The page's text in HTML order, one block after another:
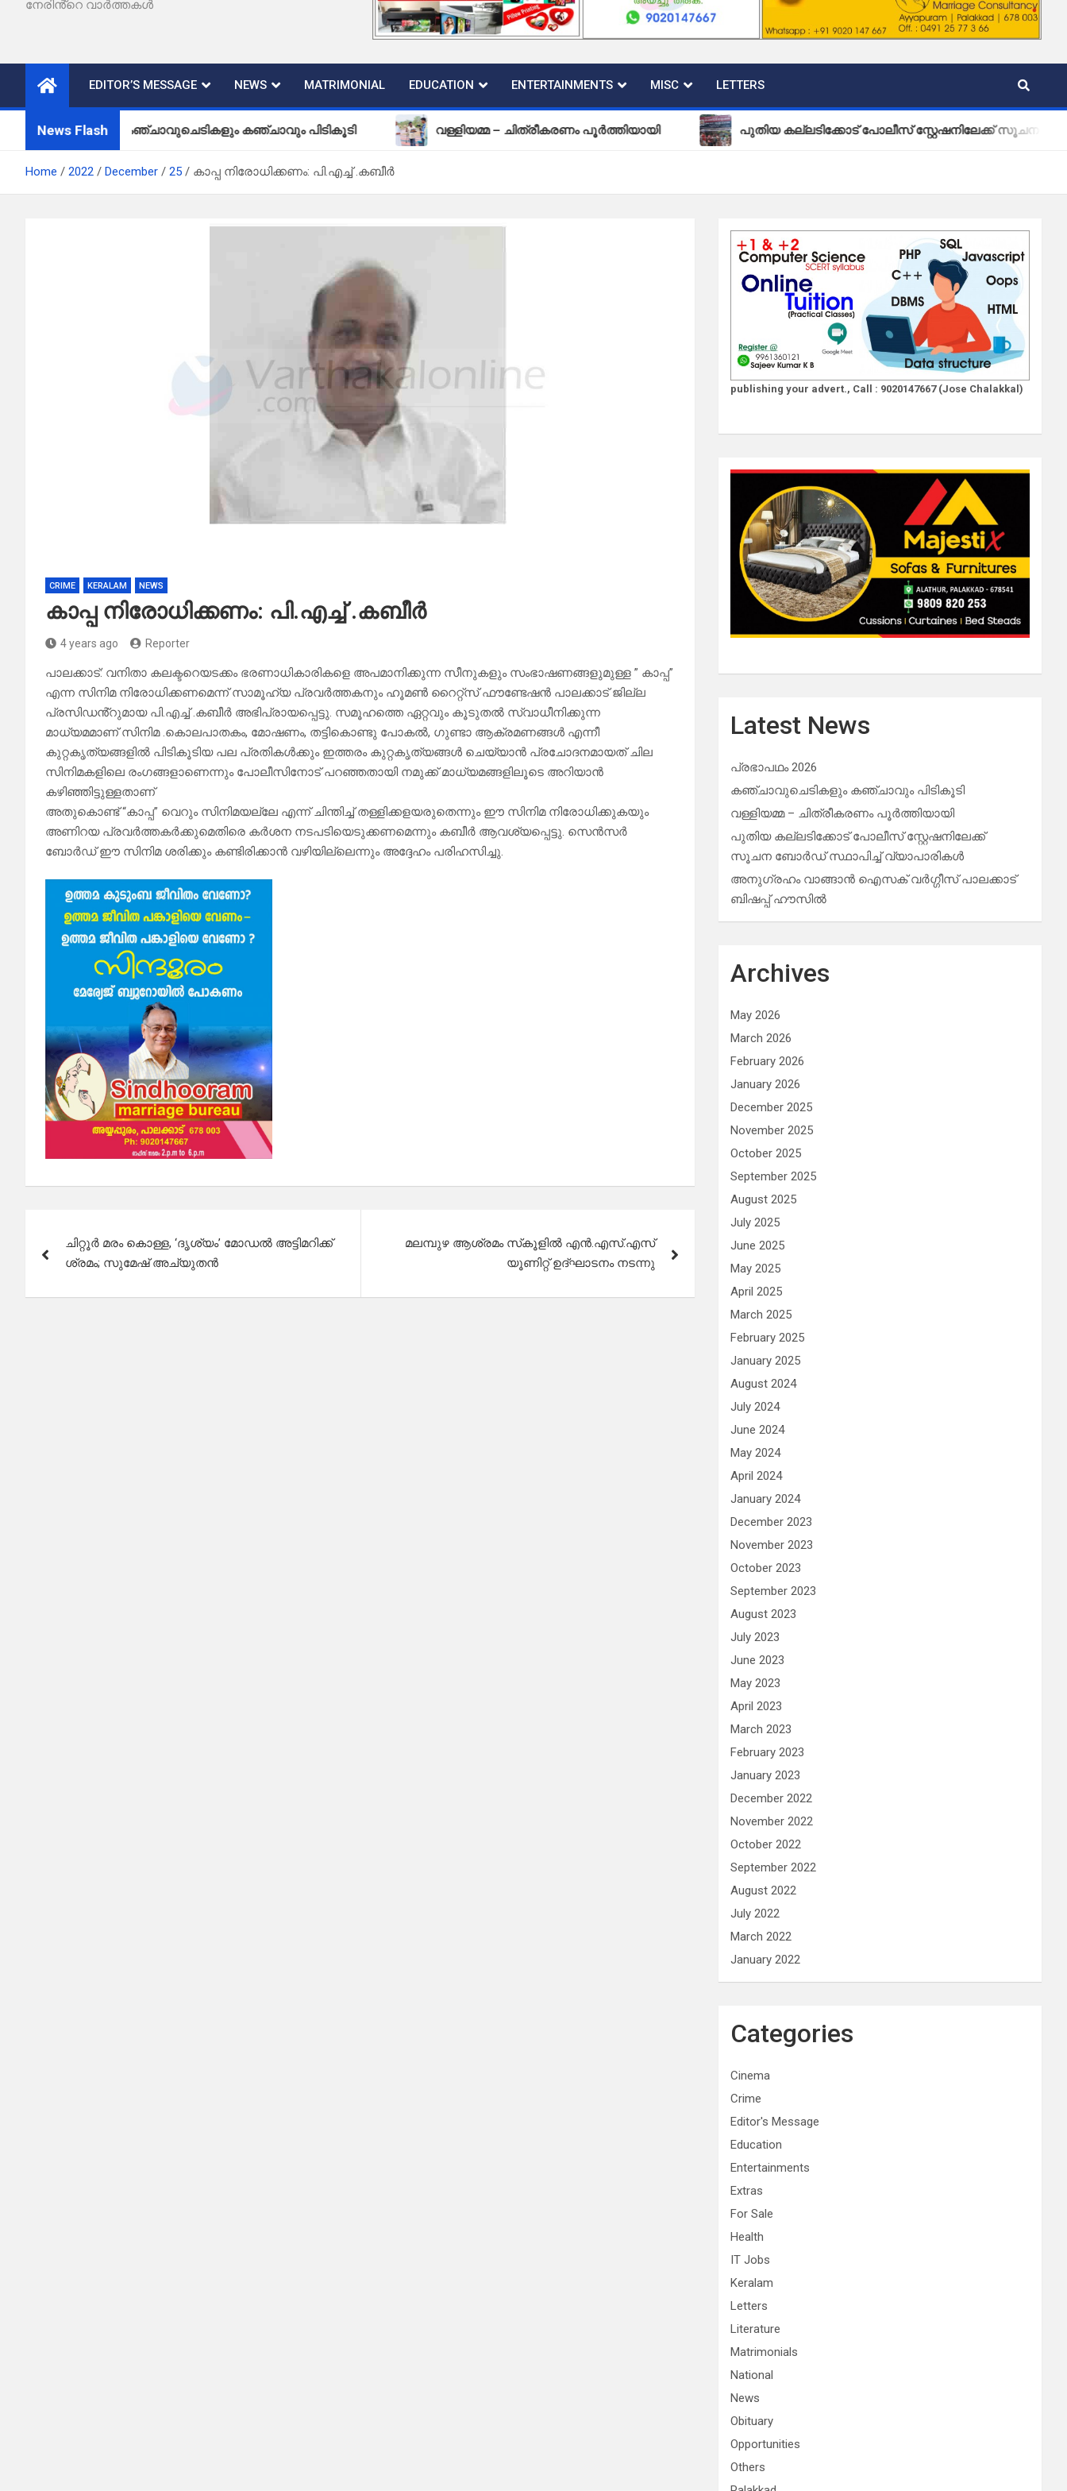
നേരിൻ്റെ വാർത്തകൾ
EDITOR’S MESSAGE NEWS MATRIMONIAL EDUCATION ENTERTAINMENTS MISC LETTERS
News Flash
കഞ്ചാവുചെടികളും കഞ്ചാവും പിടികൂടി വള്ളിയമ്മ – ചിത്രീകരണം പൂർത്തിയായി പുതിയ കല്ലടിക്കോട് പോലീസ് സ്റ്റേഷനിലേക്ക് സൂചന ബോർഡ്
Home 2022 December 25 കാപ്പ നിരോധിക്കണം: പി.എച്ച് .കബീർ
CRIME KERALAM NEWS
കാപ്പ നിരോധിക്കണം: പി.എച്ച് .കബീർ
4 years ago Reporter
പാലക്കാട്: വനിതാ കലക്ടറെയടക്കം ഭരണാധികാരികളെ അപമാനിക്കുന്ന സീനുകളും സംഭാഷണങ്ങളുമുള്ള ” കാപ്പ”
എന്ന സിനിമ നിരോധിക്കണമെന്ന് സാമൂഹ്യ പ്രവർത്തകനും ഹൂമൺ റൈറ്റ്സ് ഫൗണ്ടേഷൻ പാലക്കാട് ജില്ല
പ്രസിഡൻ്റുമായ പി.എച്ച് .കബീർ അഭിപ്രായപ്പെട്ടു. സമൂഹത്തെ ഏറ്റവും കൂടുതൽ സ്വാധീനിക്കുന്ന
മാധ്യമമാണ് സിനിമ .കൊലപാതകം, മോഷണം, തട്ടികൊണ്ടു പോകൽ, ഗുണ്ടാ ആക്രമണങ്ങൾ എന്നീ
കുറ്റകൃത്യങ്ങളിൽ പിടികൂടിയ പല പ്രതികൾക്കും ഇത്തരം കുറ്റകൃത്യങ്ങൾ ചെയ്യാൻ പ്രചോദനമായത് ചില
സിനിമകളിലെ രംഗങ്ങളാണെന്നും പോലീസിനോട് പറഞ്ഞതായി നമുക്ക് മാധ്യമങ്ങളിലൂടെ അറിയാൻ
കഴിഞ്ഞിട്ടുള്ളതാണ്
അതുകൊണ്ട് “കാപ്പ” വെറും സിനിമയല്ലേ എന്ന് ചിന്തിച്ച് തള്ളിക്കളയരുതെന്നും ഈ സിനിമ നിരോധിക്കുകയും
അണിറയ പ്രവർത്തകർക്കുമെതിരെ കർശന നടപടിയെടുക്കണമെന്നും കബീർ ആവശ്യപ്പെട്ടു. സെൻസർ
ബോർഡ് ഈ സിനിമ ശരിക്കും കണ്ടിരിക്കാൻ വഴിയില്ലെന്നും അദ്ദേഹം പരിഹസിച്ചു.
navigation
ചിറ്റൂർ മരം കൊള്ള, ‘ദൃശ്യം’ മോഡൽ അട്ടിമറിക്ക്
ശ്രമം; സുമേഷ് അച്യുതൻ
മലമ്പുഴ ആശ്രമം സ്‌കൂളില്‍ എന്‍.എസ്.എസ്
യൂണിറ്റ് ഉദ്ഘാടനം നടന്നു
publishing your advert., Call : 9020147667 (Jose Chalakkal)
Latest News
പ്രഭാപഥം 2026
കഞ്ചാവുചെടികളും കഞ്ചാവും പിടികൂടി
വള്ളിയമ്മ – ചിത്രീകരണം പൂർത്തിയായി
പുതിയ കല്ലടിക്കോട് പോലീസ് സ്റ്റേഷനിലേക്ക്
സൂചന ബോർഡ് സ്ഥാപിച്ച് വ്യാപാരികൾ
അനുഗ്രഹം വാങ്ങാൻ ഐസക് വര്‍ഗ്ഗീസ് പാലക്കാട്
ബിഷപ്പ് ഹൗസില്‍
Archives
May 2026
March 2026
February 2026
January 2026
December 2025
November 2025
October 2025
September 2025
August 2025
July 2025
June 2025
May 2025
April 2025
March 2025
February 2025
January 2025
August 2024
July 2024
June 2024
May 2024
April 2024
January 2024
December 2023
November 2023
October 2023
September 2023
August 2023
July 2023
June 2023
May 2023
April 2023
March 2023
February 2023
January 2023
December 2022
November 2022
October 2022
September 2022
August 2022
July 2022
March 2022
January 2022
Categories
Cinema
Crime
Editor's Message
Education
Entertainments
Extras
For Sale
Health
IT Jobs
Keralam
Letters
Literature
Matrimonials
National
News
Obituary
Opportunities
Others